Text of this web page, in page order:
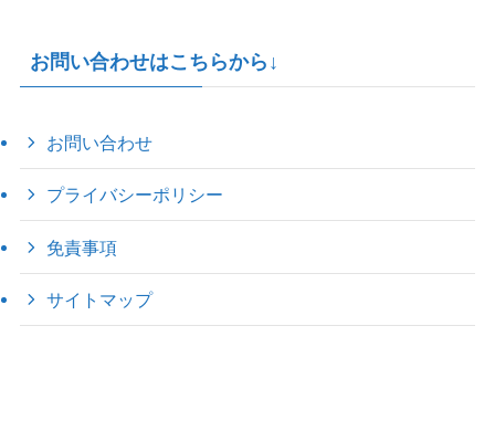
お問い合わせはこちらから↓
お問い合わせ
プライバシーポリシー
免責事項
サイトマップ